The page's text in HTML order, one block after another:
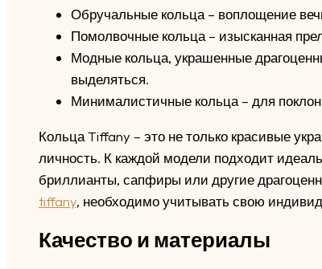
Обручальные кольца – воплощение
Помолвочные кольца – изысканная
Модные кольца, украшенные
выделяться.
Минималистичные кольца – для
Кольца Tiffany – это не только красивые
личность. К каждой модели подходит
бриллианты, сапфиры или другие
tiffany, необходимо учитывать свою
Качество и материалы